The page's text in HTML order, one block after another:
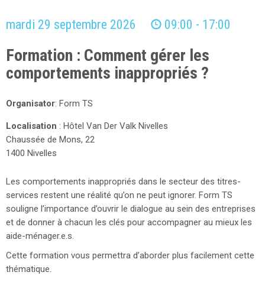
mardi 29 septembre 2026 09:00 - 17:00
Formation : Comment gérer les
comportements inappropriés ?
Organisator: Form TS
Localisation : Hôtel Van Der Valk Nivelles
Chaussée de Mons, 22
1400 Nivelles
Les comportements inappropriés dans le secteur des titres-
services restent une réalité qu’on ne peut ignorer. Form TS
souligne l’importance d’ouvrir le dialogue au sein des entreprises
et de donner à chacun les clés pour accompagner au mieux les
aide-ménager.e.s.
Cette formation vous permettra d’aborder plus facilement cette
thématique.